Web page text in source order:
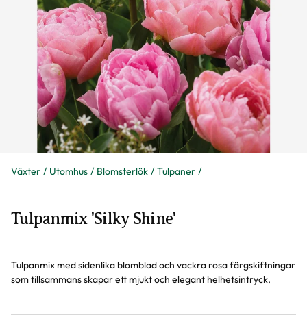
Växter Utomhus Blomsterlök Tulpaner
Tulpanmix 'Silky Shine'
Tulpanmix med sidenlika blomblad och vackra rosa färgskiftningar
som tillsammans skapar ett mjukt och elegant helhetsintryck.